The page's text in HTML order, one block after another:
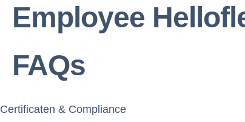
Employee
FAQs
Certificaten & Compliance